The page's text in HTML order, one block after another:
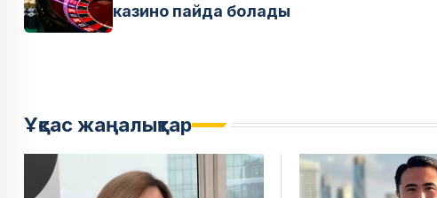
казино пайда болады
Ұқсас жаңалықтар